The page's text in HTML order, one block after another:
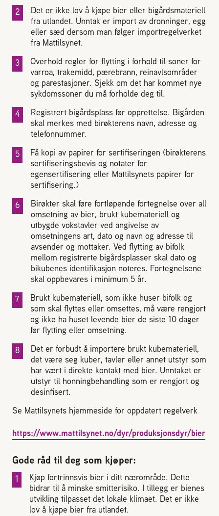
Lover og regler
Plassering av bigård
Sjekkliste for kjøp og salg av bier
Sykdom hos bier
Sukkeravgiftsrefusjon
Prosjekter
Norges Birøkterlags standpunkt
Min side (Rubic)
Dampsagveien 14
2004 Lillestrøm
TEL 63 94 20 80
post@norbi.no
Det er ikke lov å kjøpe bier eller bigårdsmateriell
fra utlandet. Unntak er import av dronninger, egg
eller sæd dersom man følger importregelverket
fra Mattilsynet.
Overhold regler for flytting i forhold til soner for
varroa, trakemidd, pærebrann, reinavlsområder
og parestasjoner. Sjekk om det har kommet nye
sykdomssoner du må forholde deg til.
Registrert bigårdsplass før opprettelse. Bigården
skal merkes med birøkterens navn, adresse og
telefonnummer.
Få kopi av papirer for sertifiseringen (birøkterens
sertifiseringsbevis og notater for
egensertifisering eller Mattilsynets papirer for
sertifisering.)
Birøkter skal føre fortløpende fortegnelse over all
omsetning av bier, brukt kubemateriell og
utbygde vokstavler ved angivelse av
omsetningens art, dato og navn og adresse til
avsender og mottaker. Ved flytting av bifolk
mellom registrerte bigårdsplasser skal dato og
bikubenes identifikasjon noteres. Fortegnelsene
skal oppbevares i minimum 5 år.
Brukt kubemateriell, som ikke huser bifolk og
som skal flyttes eller omsettes, må være rengjort
og ikke ha huset levende bier de siste 10 dager
før flytting eller omsetning.
Det er forbudt å importere brukt kubemateriell,
det være seg kuber, tavler eller annet utstyr som
har vært i direkte kontakt med bier. Unntaket er
utstyr til honningbehandling som er rengjort og
desinfisert.
Se Mattilsynets hjemmeside for oppdatert regelverk
https://www.mattilsynet.no/dyr/produksjonsdyr/bier
Gode råd til deg som kjøper:
Kjøp fortrinnsvis bier i ditt nærområde. Dette
bidrar til å minske smitterisiko. I tillegg er bienes
utvikling tilpasset det lokale klimaet. Det er ikke
lov å kjøpe bier fra utlandet.